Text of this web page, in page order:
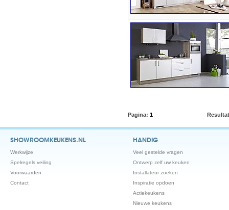
Pagina: 1
SHOWROOMKEUKENS.NL
Werkwijze
Spelregels veiling
Voorwaarden
Contact
HANDIG
Veel gestelde vragen
Ontwerp zelf uw keuken
Installateur zoeken
Inspiratie opdoen
Actiekeukens
Nieuwe keukens